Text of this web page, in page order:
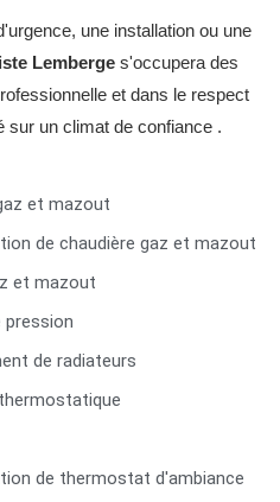
une installation ou une
Lemberges'occupera des
et dans le respect
sur un climat de confiance .
et mazout
de chaudière gaz et mazout
et mazout
pression
de radiateurs
de thermostat d'ambiance